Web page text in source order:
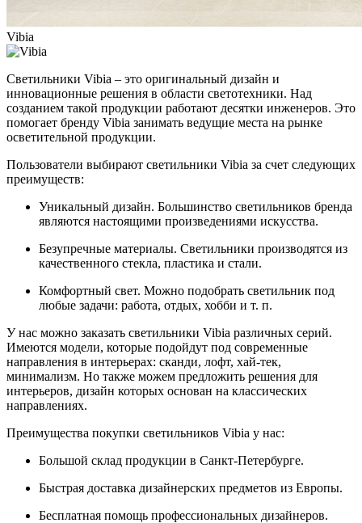
Vibia
Светильники Vibia – это оригинальный дизайн и
инновационные решения в области светотехники. Над
созданием такой продукции работают десятки инженеров. Это
помогает бренду Vibia занимать ведущие места на рынке
осветительной продукции.
Пользователи выбирают светильники Vibia за счет следующих
преимуществ:
Уникальный дизайн. Большинство светильников бренда
являются настоящими произведениями искусства.
Безупречные материалы. Светильники производятся из
качественного стекла, пластика и стали.
Комфортный свет. Можно подобрать светильник под
любые задачи: работа, отдых, хобби и т. п.
У нас можно заказать светильники Vibia различных серий.
Имеются модели, которые подойдут под современные
направления в интерьерах: сканди, лофт, хай-тек,
минимализм. Но также можем предложить решения для
интерьеров, дизайн которых основан на классических
направлениях.
Преимущества покупки светильников Vibia у нас:
Большой склад продукции в Санкт-Петербурге.
Быстрая доставка дизайнерских предметов из Европы.
Бесплатная помощь профессиональных дизайнеров.